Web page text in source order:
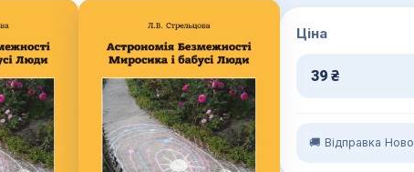
Ціна
39 ₴
🚚 Відправка